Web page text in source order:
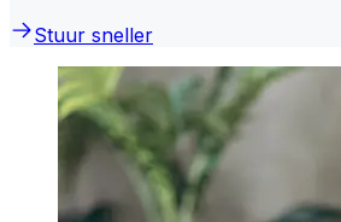
Stuur sneller